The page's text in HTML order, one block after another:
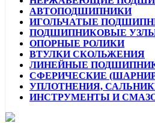
АВТОПОДШИПНИКИ
ИГОЛЬЧАТЫЕ
ПОДШИПНИКОВЫЕ
ОПОРНЫЕ РОЛИКИ
ВТУЛКИ СКОЛЬЖЕНИЯ
ЛИНЕЙНЫЕ
СФЕРИЧЕСКИЕ
УПЛОТНЕНИЯ,
ИНСТРУМЕНТЫ И